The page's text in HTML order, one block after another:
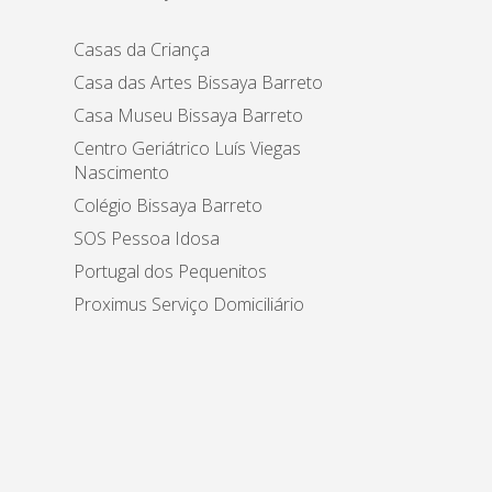
Casas da Criança
Casa das Artes Bissaya Barreto
Casa Museu Bissaya Barreto
Centro Geriátrico Luís Viegas
Nascimento
Colégio Bissaya Barreto
SOS Pessoa Idosa
Portugal dos Pequenitos
Proximus Serviço Domiciliário